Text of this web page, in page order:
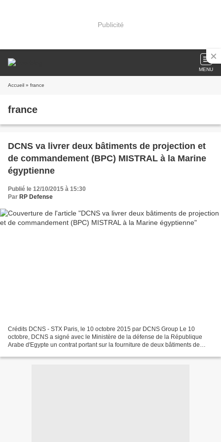
Publicité
MENU
Accueil » france
france
DCNS va livrer deux bâtiments de projection et
de commandement (BPC) MISTRAL à la Marine
égyptienne
Publié le 12/10/2015 à 15:30
Par RP Defense
Crédits DCNS - STX Paris, le 10 octobre 2015 par DCNS Group Le 10
octobre, DCNS a signé avec le Ministère de la défense de la République
Arabe d'Egypte un contrat portant sur la fourniture de deux bâtiments de